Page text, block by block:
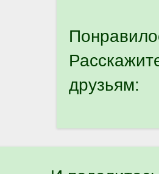
друзьям: